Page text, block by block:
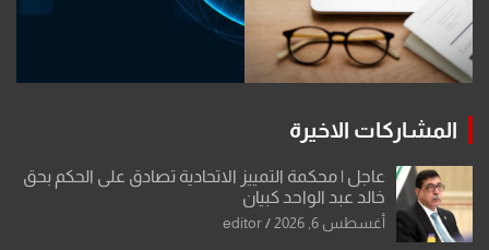
المشاركات الاخيرة
عاجل | محكمة التمييز الاتحادية تصادق على الحكم بحق
خالد عبد الواحد كبيان
أغسطس 6, 2026 editor